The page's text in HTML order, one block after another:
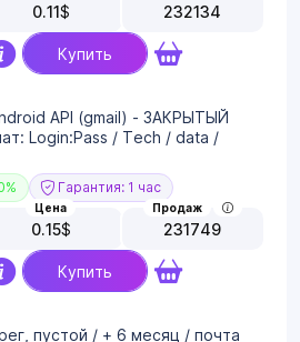
0.11$ 232134
Купить
API (gmail) - ЗАКРЫТЫЙ
Login:Pass / Tech / data /
Гарантия: 1 час
Цена
0.15$
Продаж
231749
Купить
пустой / + 6 месяц / почта